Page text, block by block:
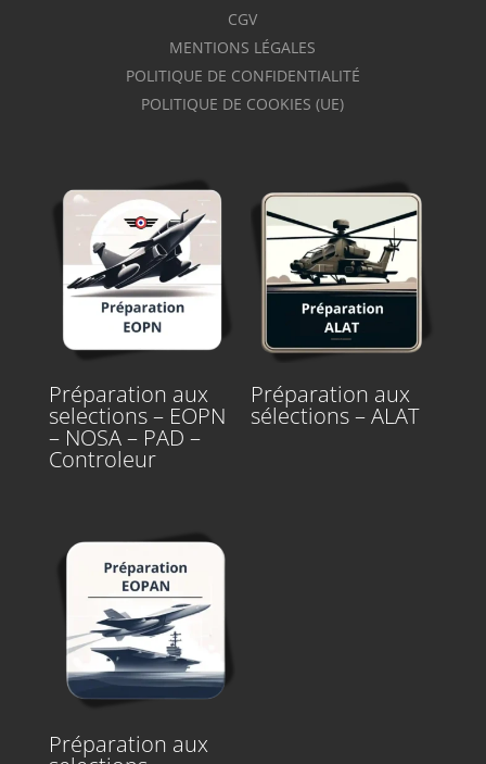
CGV
MENTIONS LÉGALES
POLITIQUE DE CONFIDENTIALITÉ
POLITIQUE DE COOKIES (UE)
Préparation aux
selections – EOPN
– NOSA – PAD –
Controleur
Préparation aux
sélections – ALAT
Préparation aux